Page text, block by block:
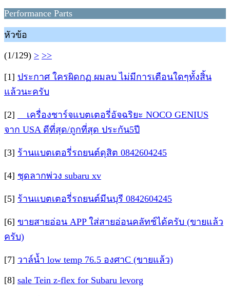
Performance Parts
หัวข้อ
(1/129) > >>
[1] ประกาศ ใครผิดกฏ ผมลบ ไม่มีการเตือนใดๆทั้งสิ้น
แล้วนะครับ
[2]
__เครื่องชาร์จแบตเตอรี่อัจฉริยะ NOCO GENIUS
จาก USA ดีที่สุด/ถูกที่สุด ประกัน5ปี
[3] ร้านแบตเตอรี่รถยนต์ดุสิต 0842604245
[4] ชุดลากพ่วง subaru xv
[5] ร้านแบตเตอรี่รถยนต์มีนบุรี 0842604245
[6] ขายสายอ่อน APP ใส่สายอ่อนคลัทช์ได้ครับ (ขายแล้ว
ครับ)
[7] วาล์น้ำ low temp 76.5 องศาC (ขายแล้ว)
[8] sale Tein z-flex for Subaru levorg